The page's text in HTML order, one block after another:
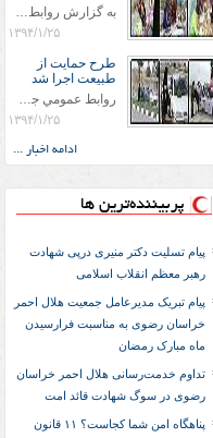
به گزارش روابط عمومي جمعيت هلال احمر شهرستان سرخس علاوه بر اجرای خدمات امدادی، راهنمایی های گردشگری و موقعیت های جغرافیایی و برپایی چادرهای سلامت به منظور سنجش رایگان فشار و قندخون مسافران، ، خيمه هايي.با عنوان دوستدار کودک تجهیزشده که دراین فضا کودکان مراجعه کننده از طریق نقاشی و سایر هنرهای تجسمی با مفاهیم جمعیت هلال احمر و اصول هفتگانه آن آشنا می شوند. به دليل حضور چشم گير كودكان و خانواده ها سعی شده در قالب های متناسب با سنین کودکان مراجعه کنند
۱۳۹۴/۱/۲۵
طرح حمايت از
طبيعت اجرا شد
روابط عمومي جمعيت هلال احمر سرخس جمعيت هلال احمر سرخس در روز طبيعت جوانان جمعيت هلال احمر سرخس در راستاي حفاظت و حمايت از محيط زيست با انگيزه داشتن طبيعت زيبا و بدون زباله و جهت فرهنگ سازي طرح حمايت از طبيعت را اجرا نمودند. اين طرح با رويكرد حمايتي و اموزشي در خصوص اشتي باطبيعت اجرا شد و در اين طرح 700 عدد كيسه زباله وبروشور در خروجي هاي شهر بين همشهريان و مسافرين نوروزي توزيع گرديد و در راه بازگشت كيسه هاي زباله توسط همشهريان به مامورين محترم شهرداري مستقر در ورودي شهر
۱۳۹۴/۱/۲۵
ادامه اخبار ...
پربیننده‌ترین ها
پیام تسلیت دکتر منیری درپی شهادت
رهبر معظم انقلاب اسلامی
پیام تبریک مدیرعامل جمعیت هلال احمر
خراسان رضوی به مناسبت فرارسیدن
ماه مبارک رمضان
تداوم خدمت‌رسانی هلال احمر خراسان
رضوی در سوگ شهادت قائد امت
پناهگاه امن شما کجاست؟ ۱۱ قانون